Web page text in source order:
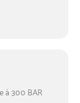
à 300 BAR